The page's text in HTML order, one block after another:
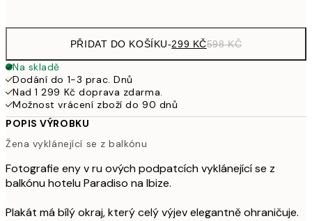
PŘIDAT DO KOŠÍKU-299 KČ598 KČ
Na skladě
Dodání do 1-3 prac. Dnů
Nad 1 299 Kč doprava zdarma.
Možnost vrácení zboží do 90 dnů
POPIS VÝROBKU
Žena vyklánející se z balkónu
Fotografie eny v ru ových podpatcích vyklánející se z
balkónu hotelu Paradiso na Ibize.
Plakát má bílý okraj, který celý výjev elegantně ohraničuje.